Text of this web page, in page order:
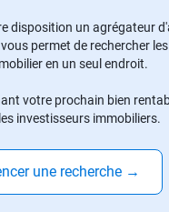
disposition un agrégateur
permet de rechercher
en un seul endroit.
votre prochain bien
investisseurs immobiliers.
une recherche →